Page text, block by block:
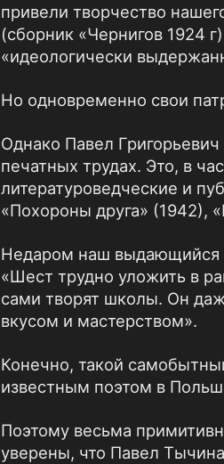
привели творчество
(сборник «Чернигов 1924
«идеологически
Но одновременно свои
Однако Павел
печатных трудах. Это, в
литературоведческие и
«Похороны друга» (1942),
Недаром наш выдающийся
«Шест трудно уложить в
сами творят школы. Он
вкусом и мастерством».
Конечно, такой
известным поэтом в
Поэтому весьма
уверены, что Павел